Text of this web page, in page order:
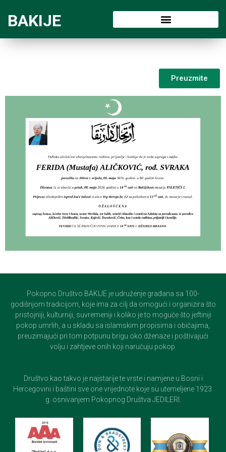
BAKIJE
Preuzmite
Pokopno Društvo BAKIJE je udruženje građana sa 100-
godišnjom tradicijom, koje ima za cilj da omogući i organizira što
pristojniji, kulturniji, suvremeniji i koliko je to moguće što jeftiniji
pokop umrlih, a u skladu sa islamskim propisima i običajima,
preuzimajući pri tom potpunu brigu oko dženaze i poštivajući
volju i zahtjeve onih koji naručuju pokop.
Društvo kao takvo je najstarije te vrste i namjene u Bosni i
Hercegovini i baštini sve one vrijednote koje su utemeljene 1923.
g. osnivanjem Pokopnog Društva JEDILERI.